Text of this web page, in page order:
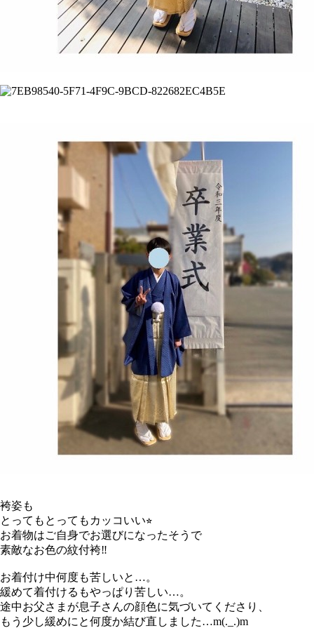
袴姿も
とってもとってもカッコいい⭐︎
お着物はご自身でお選びになったそうで
素敵なお色の紋付袴‼︎
お着付け中何度も苦しいと…。
緩めて着付けるもやっぱり苦しい…。
途中お父さまが息子さんの顔色に気づいてくださり、
もう少し緩めにと何度か結び直しました…m(._.)m